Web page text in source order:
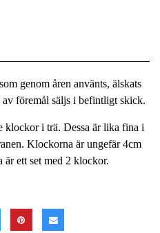
genom åren använts, älskats
föremål säljs i befintligt skick.
klockor i trä. Dessa är lika fina i
Klockorna är ungefär 4cm
är ett set med 2 klockor.